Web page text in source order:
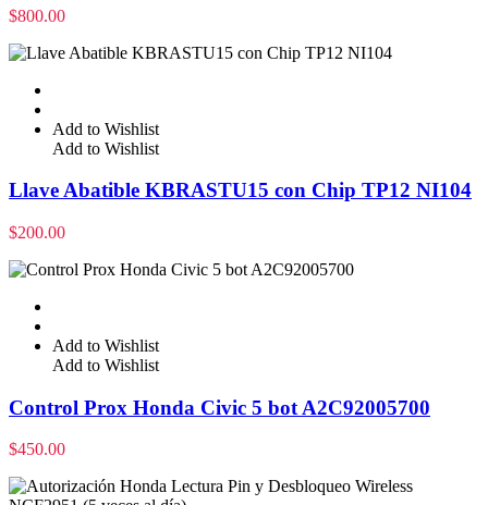
$800.00
Add to Wishlist
Add to Wishlist
Llave Abatible KBRASTU15 con Chip TP12 NI104
$200.00
Add to Wishlist
Add to Wishlist
Control Prox Honda Civic 5 bot A2C92005700
$450.00